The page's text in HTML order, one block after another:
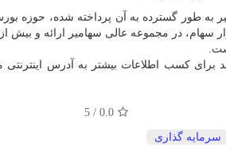
برای کسب اطلاعات بیشتر به آدرس
0.0
/ 5
سرمایه گذاری